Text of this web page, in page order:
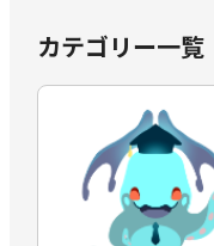
カテゴリー一覧